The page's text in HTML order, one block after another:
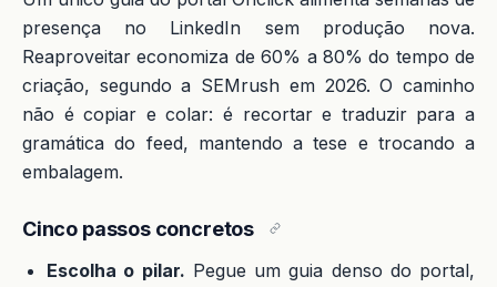
presença no LinkedIn sem produção nova.
Reaproveitar economiza de 60% a 80% do tempo de
criação, segundo a SEMrush em 2026. O caminho
não é copiar e colar: é recortar e traduzir para a
gramática do feed, mantendo a tese e trocando a
embalagem.
Cinco passos concretos
Escolha o pilar. Pegue um guia denso do portal,